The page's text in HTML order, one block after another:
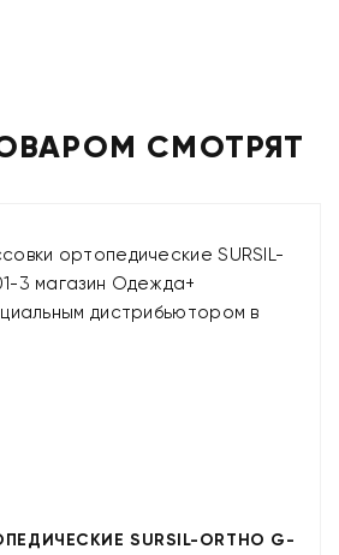
СМОТРЯТ
SURSIL-ORTHO G-